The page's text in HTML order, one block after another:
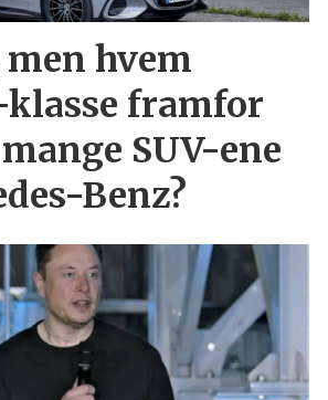
hvem
klasse framfor
SUV-ene
Benz?